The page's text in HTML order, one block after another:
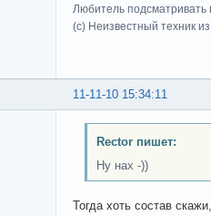
Любитель подсматривать
(c) Неизвестный техник
11-11-10 15:34:11
Rector пишет:
Ну нах -))
Тогда хоть состав